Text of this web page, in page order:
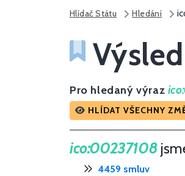
Hlídač Státu Hledání
Pro hledaný výraz
HLÍDAT VŠECHNY
ico:00237108
4459 smluv